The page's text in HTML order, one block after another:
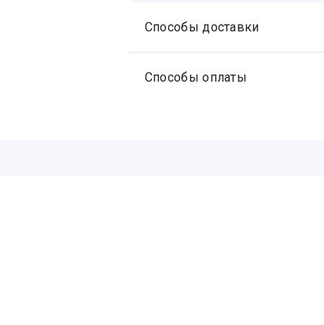
Способы доставки
Способы оплаты